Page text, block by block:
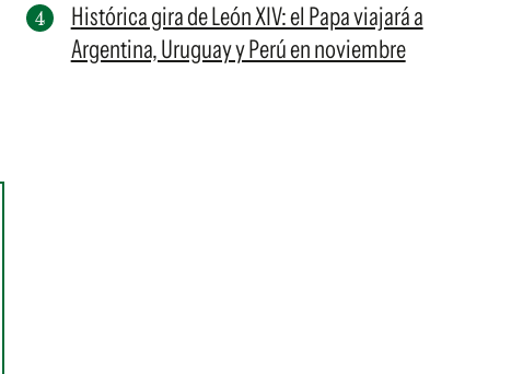
Histórica gira de León XIV: el Papa viajará a
Argentina, Uruguay y Perú en noviembre